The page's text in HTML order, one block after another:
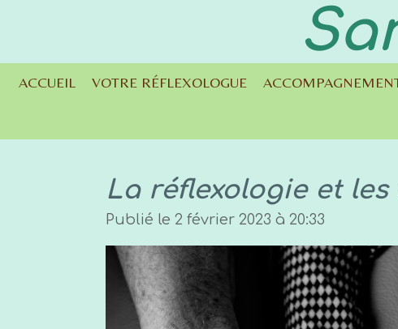
contenu
principal
ACCUEIL VOTRE RÉFLEXOLOGUE
La réflexologie et
Publié le 2 février 2023 à 20:33